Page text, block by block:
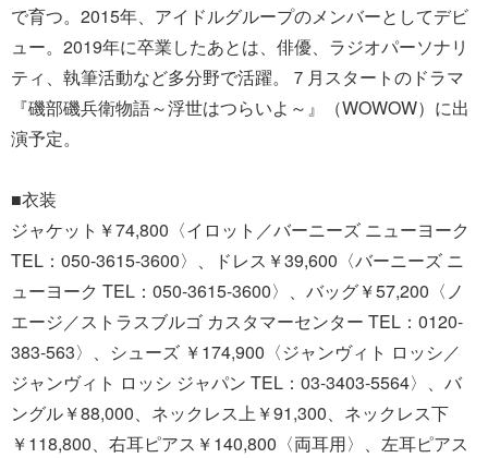
で育つ。2015年、アイドルグループのメンバーとしてデビ
ュー。2019年に卒業したあとは、俳優、ラジオパーソナリ
ティ、執筆活動など多分野で活躍。７月スタートのドラマ
『磯部磯兵衛物語～浮世はつらいよ～』（WOWOW）に出
演予定。
■衣装
ジャケット￥74,800〈イロット／バーニーズ ニューヨーク
TEL：050-3615-3600〉、ドレス￥39,600〈バーニーズ ニ
ューヨーク TEL：050-3615-3600〉、バッグ￥57,200〈ノ
エージ／ストラスブルゴ カスタマーセンター TEL：0120-
383-563〉、シューズ ￥174,900〈ジャンヴィト ロッシ／
ジャンヴィト ロッシ ジャパン TEL：03-3403-5564〉、バ
ングル￥88,000、ネックレス上￥91,300、ネックレス下
￥118,800、右耳ピアス￥140,800〈両耳用〉、左耳ピアス